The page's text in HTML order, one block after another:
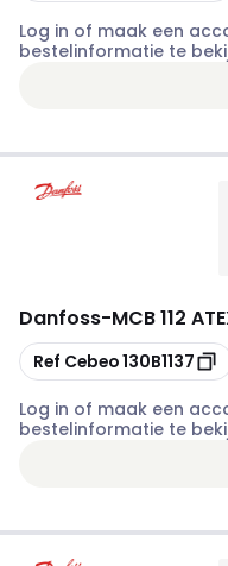
Log in of maak een
bestelinformatie te
Danfoss-MCB 112
Kopiëren
Ref Cebeo130B1137
Log in of maak een
bestelinformatie te